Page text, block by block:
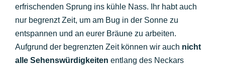
erfrischenden Sprung ins kühle Nass. Ihr habt auch
nur begrenzt Zeit, um am Bug in der Sonne zu
entspannen und an eurer Bräune zu arbeiten.
Aufgrund der begrenzten Zeit können wir auch nicht
alle Sehenswürdigkeiten entlang des Neckars